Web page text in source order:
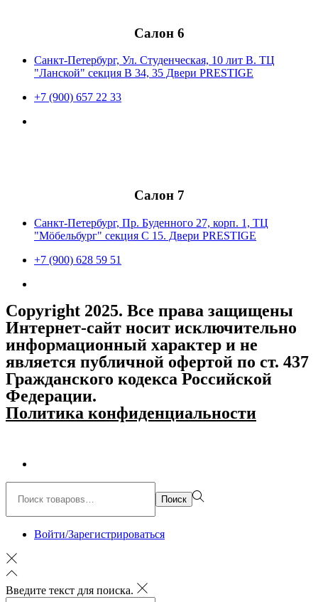
Салон 6
Санкт-Петербург, Ул. Студенческая, 10 лит В. ТЦ
"Ланской" секция В 34, 35 Двери PRESTIGE
+7 (900) 657 22 33
Салон 7
Санкт-Петербург, Пр. Буденного 27, корп. 1, ТЦ
"Мöбельбург" секция С 15. Двери PRESTIGE
+7 (900) 628 59 51
Copyright 2025. Все права защищены
Интернет-сайт носит исключительно
информационный характер и не
является публичной офертой по ст. 437
Гражданского кодекса Российской
Федерации.
Политика конфиденциальности
Поиск
Войти/Зарегистрироваться
Введите текст для поиска.